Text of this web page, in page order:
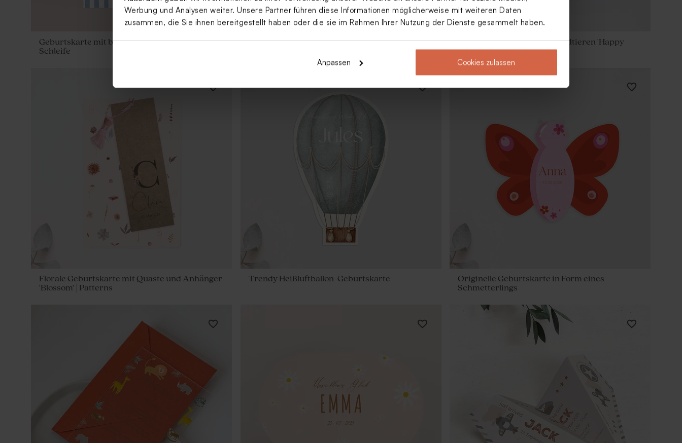
Werbung und Analysen weiter. Unsere Partner führen diese Informationen möglicherweise mit weiteren Daten
zusammen, die Sie ihnen bereitgestellt haben oder die sie im Rahmen Ihrer Nutzung der Dienste gesammelt haben.
Anpassen Cookies zulassen
Geburtskarte mit blauen Streifen und gelber
Schleife
Geburtskarte mit süßen Waldtieren 'Happy
Tree' | aus Acryl
Florale Geburtskarte mit Quaste und Anhänger
'Blossom' | Patterns
Trendy Heißluftballon-Geburtskarte
Originelle Geburtskarte in Form eines
Schmetterlings